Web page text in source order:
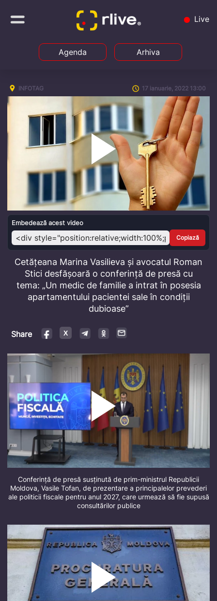
Live
Agenda Arhiva
INFOTAG 17 ianuarie, 2022 13:00
Play
Video
Embedează acest video
Copiază
Cetățeana Marina Vasilieva și avocatul Roman
Stici desfășoară o conferință de presă cu
tema: „Un medic de familie a intrat în posesia
apartamentului pacientei sale în condiții
dubioase”
Share
Conferință de presă susținută de prim-ministrul Republicii
Moldova, Vasile Tofan, de prezentare a principalelor prevederi
ale politicii fiscale pentru anul 2027, care urmează să fie supusă
consultărilor publice